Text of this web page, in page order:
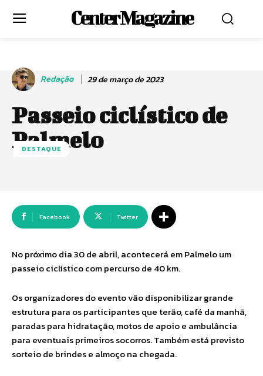
Center Magazine
Redação 29 de março de 2023
Passeio ciclístico de
Palmelo
DESTAQUE
Facebook Twitter
No próximo dia 30 de abril, acontecerá em Palmelo um
passeio ciclístico com percurso de 40 km.
Os organizadores do evento vão disponibilizar grande
estrutura para os participantes que terão, café da manhã,
paradas para hidratação, motos de apoio e ambulância
para eventuais primeiros socorros. Também está previsto
sorteio de brindes e almoço na chegada.